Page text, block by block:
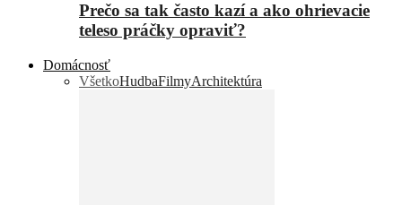
Prečo sa tak často kazí a ako ohrievacie
teleso práčky opraviť?
Domácnosť
VšetkoHudbaFilmyArchitektúra